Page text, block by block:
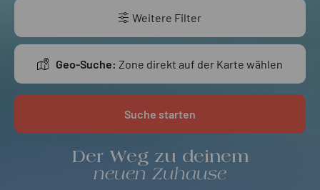
Der Weg zu deinem
neuen Zuhause
Weitere Filter
Geo-Suche: Zone direkt auf der Karte wählen
Suche starten